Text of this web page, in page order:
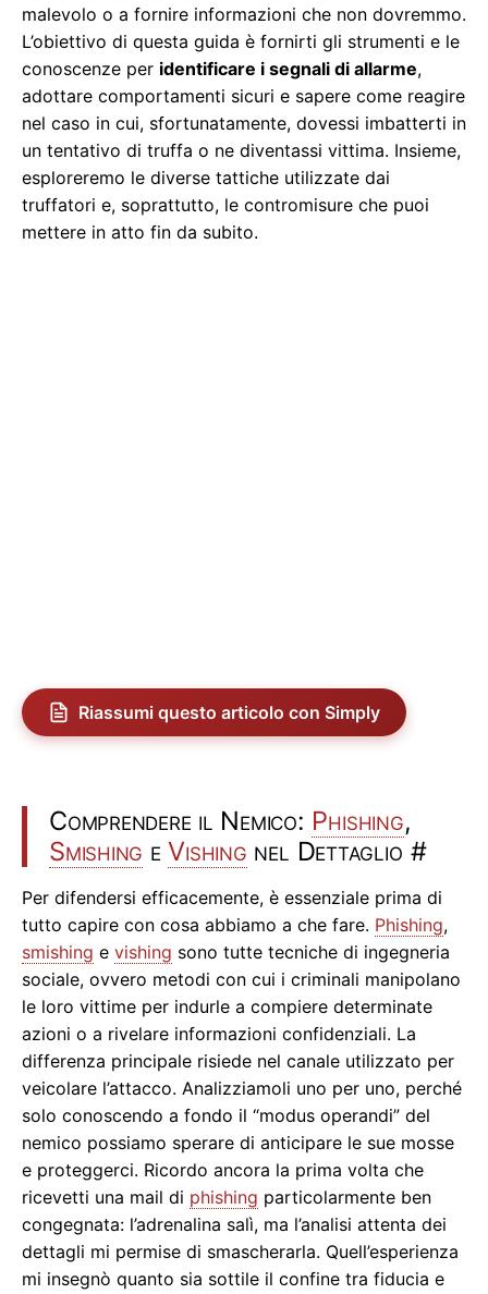
malevolo o a fornire informazioni che non dovremmo.
L’obiettivo di questa guida è fornirti gli strumenti e le
conoscenze per identificare i segnali di allarme,
adottare comportamenti sicuri e sapere come reagire
nel caso in cui, sfortunatamente, dovessi imbatterti in
un tentativo di truffa o ne diventassi vittima. Insieme,
esploreremo le diverse tattiche utilizzate dai
truffatori e, soprattutto, le contromisure che puoi
mettere in atto fin da subito.
Riassumi questo articolo con Simply
Comprendere il Nemico: Phishing,
Smishing eVishing nel Dettaglio #
Per difendersi efficacemente, è essenziale prima di
tutto capire con cosa abbiamo a che fare. Phishing,
smishing e vishing sono tutte tecniche di ingegneria
sociale, ovvero metodi con cui i criminali manipolano
le loro vittime per indurle a compiere determinate
azioni o a rivelare informazioni confidenziali. La
differenza principale risiede nel canale utilizzato per
veicolare l’attacco. Analizziamoli uno per uno, perché
solo conoscendo a fondo il “modus operandi” del
nemico possiamo sperare di anticipare le sue mosse
e proteggerci. Ricordo ancora la prima volta che
ricevetti una mail di phishing particolarmente ben
congegnata: l’adrenalina salì, ma l’analisi attenta dei
dettagli mi permise di smascherarla. Quell’esperienza
mi insegnò quanto sia sottile il confine tra fiducia e